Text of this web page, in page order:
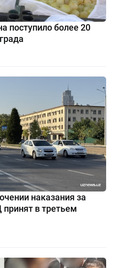
поступило более 20
наказания за
в третьем